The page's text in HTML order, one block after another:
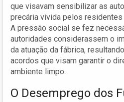
que visavam sensibilizar as
precária vivida pelos residentes
A pressão social se fez
autoridades considerassem o
da atuação da fábrica,
acordos que visam garantir o
ambiente limpo.
O Desemprego dos